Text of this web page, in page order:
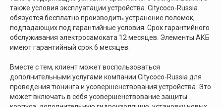
также условия эксплуатации устройства. Citycoco-Russia
обязуется бесплатно производить устранение поломок,
подпадающих под гарантийные условия. Срок гарантийного
обслуживания электросамоката 12 месяцев. Элементы АКБ
имеют гарантийный срок 6 месяцев.
Вместе с тем, клиент может воспользоваться
дополнительными услугами компании Citycoco-Russia для
проведения тюнинга и усовершенствования устройства. Это
может включать в себя усовершенствование защиты
info@citycoco-russia.com
Записаться на тест-драйв